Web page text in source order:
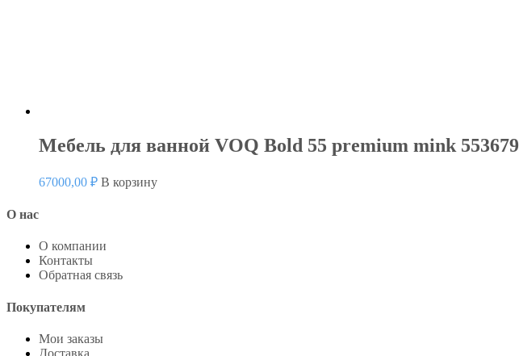
Мебель для ванной VOQ Bold 55 premium mink 553679
67000,00 ₽ В корзину
О нас
О компании
Контакты
Обратная связь
Покупателям
Мои заказы
Доставка